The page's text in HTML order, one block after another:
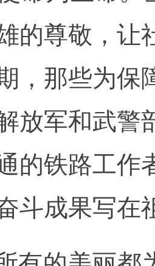
的尊敬，让
，那些为保
放军和武警
的铁路工作
斗成果写在